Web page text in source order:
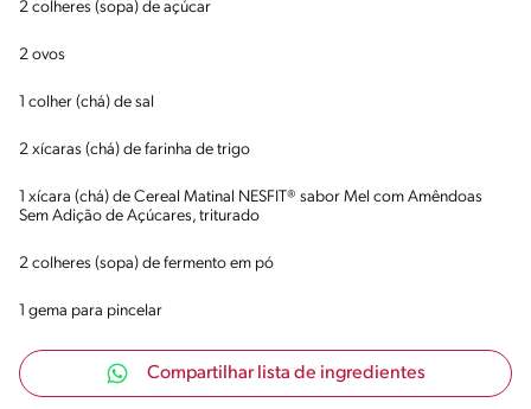
2 colheres (sopa) de açúcar
2 ovos
1 colher (chá) de sal
2 xícaras (chá) de farinha de trigo
1 xícara (chá) de Cereal Matinal NESFIT® sabor Mel com Amêndoas
Sem Adição de Açúcares, triturado
2 colheres (sopa) de fermento em pó
1 gema para pincelar
Compartilhar lista de ingredientes